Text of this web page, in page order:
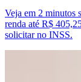
Veja em 2 minutos
renda até R$
solicitar no INSS.